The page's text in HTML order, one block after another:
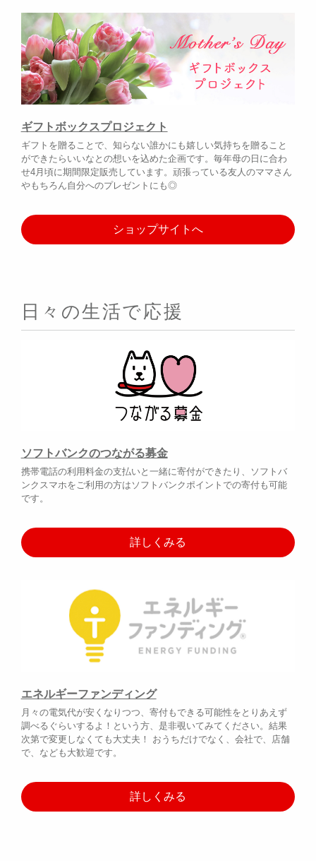
ギフトボックスプロジェクト
ギフトを贈ることで、知らない誰かにも嬉しい気持ちを贈ること
ができたらいいなとの想いを込めた企画です。毎年母の日に合わ
せ4月頃に期間限定販売しています。頑張っている友人のママさん
やもちろん自分へのプレゼントにも◎
ショップサイトへ
日々の生活で応援
ソフトバンクのつながる募金
携帯電話の利用料金の支払いと一緒に寄付ができたり、ソフトバ
ンクスマホをご利用の方はソフトバンクポイントでの寄付も可能
です。
詳しくみる
エネルギーファンディング
月々の電気代が安くなりつつ、寄付もできる可能性をとりあえず
調べるぐらいするよ！という方、是非覗いてみてください。結果
次第で変更しなくても大丈夫！ おうちだけでなく、会社で、店舗
で、なども大歓迎です。
詳しくみる